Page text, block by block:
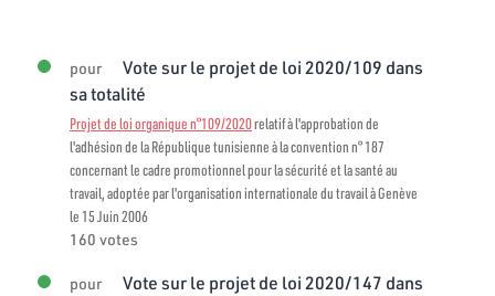
pour
Vote sur le projet de loi 2020/109 dans
sa totalité
Projet de loi organique n°109/2020relatif à l'approbation de
l'adhésion de la République tunisienne à la convention n° 187
concernant le cadre promotionnel pour la sécurité et la santé au
travail, adoptée par l'organisation internationale du travail à Genève
le 15 Juin 2006
160 votes
pour Vote sur le projet de loi 2020/147 dans